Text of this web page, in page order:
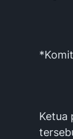
Ketua